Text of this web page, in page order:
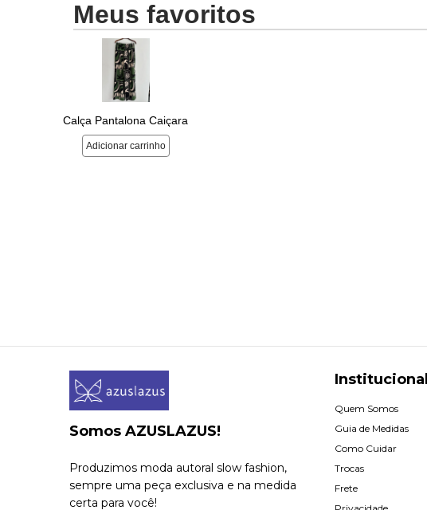
Somos AZUSLAZUS!
Produzimos moda autoral slow fashion,
sempre uma peça exclusiva e na medida
certa para você!
Institucional
Quem Somos
Guia de Medidas
Como Cuidar
Trocas
Frete